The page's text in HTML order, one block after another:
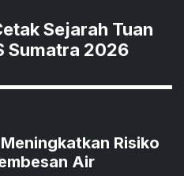
Sejarah Tuan
Sumatra 2026
Risiko
Air